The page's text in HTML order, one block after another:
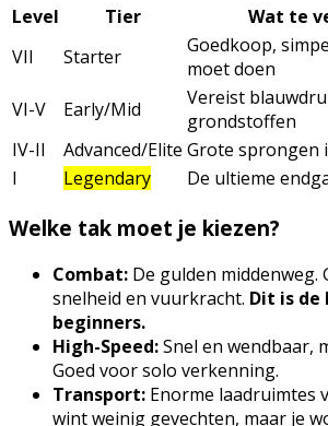
Level
Tier
Wat te
VII
Starter
Goedkoop,
moet doen
VI-V
Early/Mid
Vereist
grondstoffen
IV-II
Advanced/Elite Grote sprongen
I
Legendary De ultieme
Welke tak moet je kiezen?
Combat: De gulden middenweg.
snelheid en vuurkracht. Dit is de
beginners.
High-Speed:Snel en wendbaar,
Goed voor solo verkenning.
Transport: Enorme laadruimtes
wint weinig gevechten, maar je